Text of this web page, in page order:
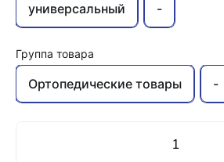
универсальный -
Группа товара
Ортопедические товары -